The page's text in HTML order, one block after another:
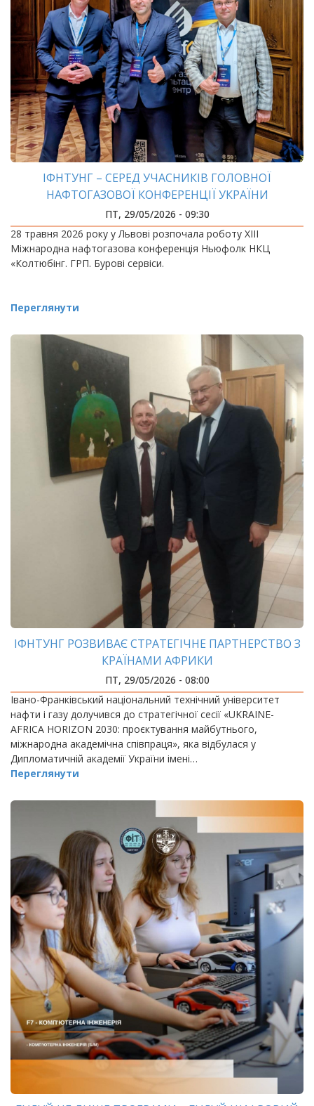
ІФНТУНГ – СЕРЕД УЧАСНИКІВ ГОЛОВНОЇ
НАФТОГАЗОВОЇ КОНФЕРЕНЦІЇ УКРАЇНИ
ПТ, 29/05/2026 - 09:30
28 травня 2026 року у Львові розпочала роботу ХІІІ
Міжнародна нафтогазова конференція Ньюфолк НКЦ
«Колтюбінг. ГРП. Бурові сервіси.
Переглянути
ІФНТУНГ РОЗВИВАЄ СТРАТЕГІЧНЕ ПАРТНЕРСТВО З
КРАЇНАМИ АФРИКИ
ПТ, 29/05/2026 - 08:00
Івано-Франківський національний технічний університет
нафти і газу долучився до стратегічної сесії «UKRAINE-
AFRICA HORIZON 2030: проєктування майбутнього,
міжнародна академічна співпраця», яка відбулася у
Дипломатичній академії України імені…
Переглянути